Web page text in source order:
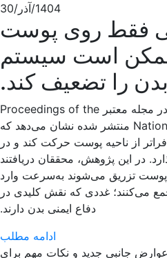
1404/آذر/30
فقط روی پوست
است سیستم
را تضعیف کند.
مطالعه‌ای علمی که نتایج آن در مجله معتبر Proceedings of the
National Academy of Sciences منتشر شده نشان می‌دهد که
از ناحیه پوست حرکت کند و در
در این پژوهش، محققان دریافتند
پوست تزریق می‌شوند به‌سرعت وارد
می‌کنند؛ غددی که نقش کلیدی در
دفاع ایمنی بدن دارند.
ادامه مطلب